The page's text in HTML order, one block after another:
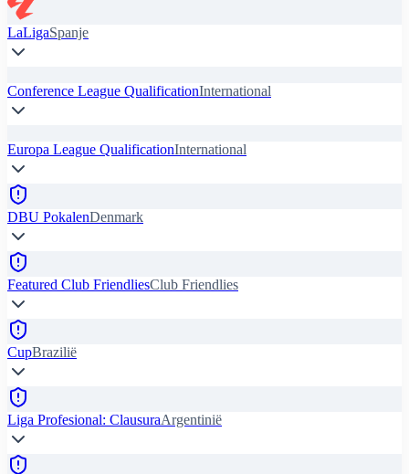
LaLigaSpanje
Conference League QualificationInternational
Europa League QualificationInternational
DBU PokalenDenmark
Featured Club FriendliesClub Friendlies
CupBrazilië
Liga Profesional: ClausuraArgentinië